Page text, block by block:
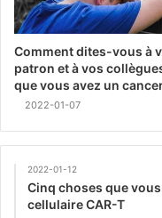
Comment dites-vous à
patron et à vos
que vous avez un
2022-01-07
2022-01-12
Cinq choses que
cellulaire CAR-T